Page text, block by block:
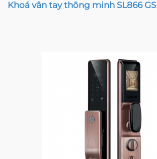
Khoá vân tay thông minh SL866 GS